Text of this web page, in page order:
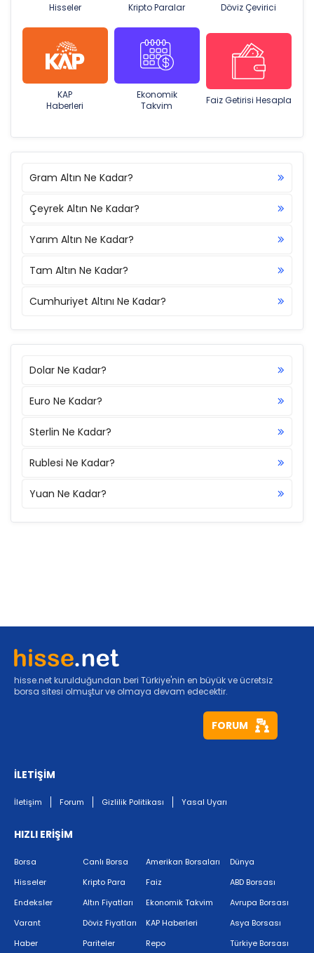
Hisseler Kripto Paralar Döviz Çevirici
KAP
Haberleri
Ekonomik
Takvim
Faiz Getirisi Hesapla
Gram Altın Ne Kadar?
Çeyrek Altın Ne Kadar?
Yarım Altın Ne Kadar?
Tam Altın Ne Kadar?
Cumhuriyet Altını Ne Kadar?
Dolar Ne Kadar?
Euro Ne Kadar?
Sterlin Ne Kadar?
Rublesi Ne Kadar?
Yuan Ne Kadar?
hisse.net kurulduğundan beri Türkiye'nin en büyük ve ücretsiz
borsa sitesi olmuştur ve olmaya devam edecektir.
FORUM
İLETİŞİM
İletişim Forum Gizlilik Politikası Yasal Uyarı
HIZLI ERİŞİM
Borsa
Hisseler
Endeksler
Varant
Haber
Canlı Borsa
Kripto Para
Altın Fiyatları
Döviz Fiyatları
Pariteler
Amerikan Borsaları
Faiz
Ekonomik Takvim
KAP Haberleri
Repo
Dünya
ABD Borsası
Avrupa Borsası
Asya Borsası
Türkiye Borsası